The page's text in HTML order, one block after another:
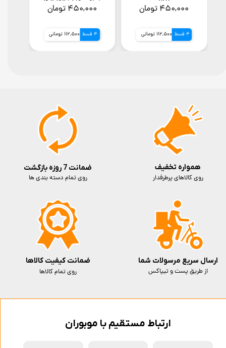
A04s
۴۵۰,۰۰۰ تومان
4 قسط 112,500 تومانی
۴۵۰,۰۰۰ تومان
4 قسط 112,500 تومانی
ارتباط مستقیم با موبوران
ضمانت 7 روزه بازگشت
روی تمام دسته بندی ها
ارسال سریع مرسولات شما
از طریق پست و تیپاکس
ضمانت کیفیت کالاها
روی تمام کالاها
همواره تخفیف
روی کالاهای پرطرفدار